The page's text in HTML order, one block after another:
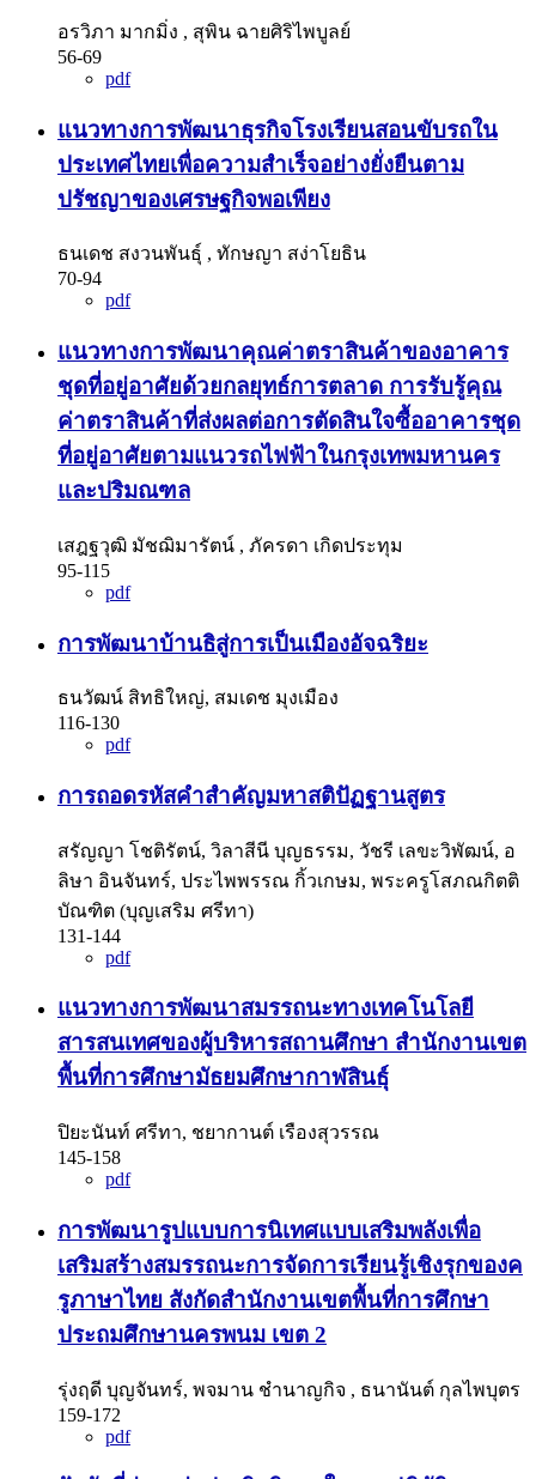
อรวิภา มากมิ่ง , สุพิน ฉายศิริไพบูลย์
56-69
pdf
แนวทางการพัฒนาธุรกิจโรงเรียนสอนขับรถใน
ประเทศไทยเพื่อความสำเร็จอย่างยั่งยืนตาม
ปรัชญาของเศรษฐกิจพอเพียง
ธนเดช สงวนพันธุ์ , ทักษญา สง่าโยธิน
70-94
pdf
แนวทางการพัฒนาคุณค่าตราสินค้าของอาคาร
ชุดที่อยู่อาศัยด้วยกลยุทธ์การตลาด การรับรู้คุณ
ค่าตราสินค้าที่ส่งผลต่อการตัดสินใจซื้ออาคารชุด
ที่อยู่อาศัยตามแนวรถไฟฟ้าในกรุงเทพมหานคร
และปริมณฑล
เสฎฐวุฒิ มัชฌิมารัตน์ , ภัครดา เกิดประทุม
95-115
pdf
การพัฒนาบ้านธิสู่การเป็นเมืองอัจฉริยะ
ธนวัฒน์ สิทธิใหญ่, สมเดช มุงเมือง
116-130
pdf
การถอดรหัสคำสำคัญมหาสติปัฏฐานสูตร
สรัญญา โชติรัตน์, วิลาสีนี บุญธรรม, วัชรี เลขะวิพัฒน์, อ
ลิษา อินจันทร์, ประไพพรรณ กิ้วเกษม, พระครูโสภณกิตติ
บัณฑิต (บุญเสริม ศรีทา)
131-144
pdf
แนวทางการพัฒนาสมรรถนะทางเทคโนโลยี
สารสนเทศของผู้บริหารสถานศึกษา สำนักงานเขต
พื้นที่การศึกษามัธยมศึกษากาฬสินธุ์
ปิยะนันท์ ศรีทา, ชยากานต์ เรืองสุวรรณ
145-158
pdf
การพัฒนารูปแบบการนิเทศแบบเสริมพลังเพื่อ
เสริมสร้างสมรรถนะการจัดการเรียนรู้เชิงรุกของค
รูภาษาไทย สังกัดสำนักงานเขตพื้นที่การศึกษา
ประถมศึกษานครพนม เขต 2
รุ่งฤดี บุญจันทร์, พจมาน ชำนาญกิจ , ธนานันต์ กุลไพบุตร
159-172
pdf